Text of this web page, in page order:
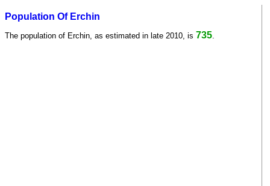
Population Of Erchin
The population of Erchin, as estimated in late 2010, is 735